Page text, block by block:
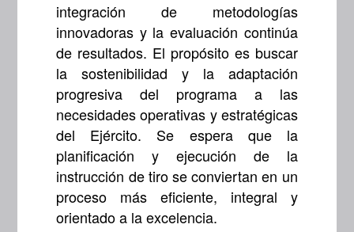
integración de metodologías
innovadoras y la evaluación continúa
de resultados. El propósito es buscar
la sostenibilidad y la adaptación
progresiva del programa a las
necesidades operativas y estratégicas
del Ejército. Se espera que la
planificación y ejecución de la
instrucción de tiro se conviertan en un
proceso más eficiente, integral y
orientado a la excelencia.